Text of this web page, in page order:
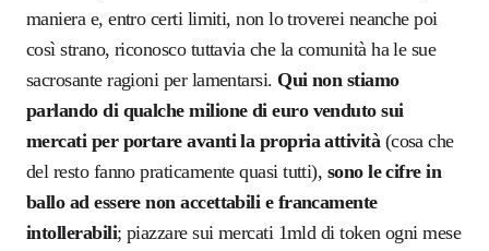
maniera e, entro certi limiti, non lo troverei neanche poi
così strano, riconosco tuttavia che la comunità ha le sue
sacrosante ragioni per lamentarsi. Qui non stiamo
parlando di qualche milione di euro venduto sui
mercati per portare avanti la propria attività(cosa che
del resto fanno praticamente quasi tutti), sono le cifre in
ballo ad essere non accettabili e francamente
intollerabili; piazzare sui mercati 1mld di token ogni mese